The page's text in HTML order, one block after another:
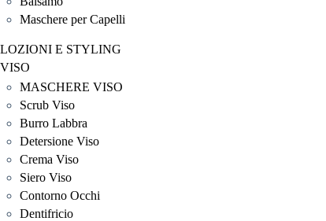
Maschere per Capelli
LOZIONI E STYLING
VISO
MASCHERE VISO
Scrub Viso
Burro Labbra
Detersione Viso
Crema Viso
Siero Viso
Contorno Occhi
Dentifricio